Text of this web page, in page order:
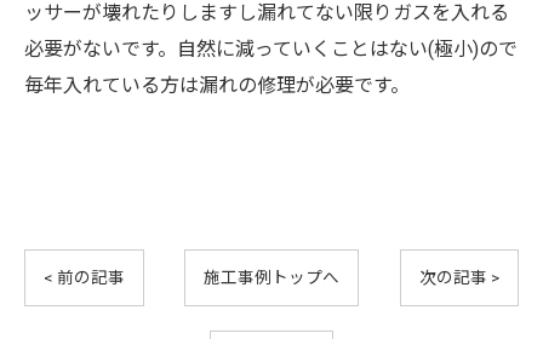
ッサーが壊れたりしますし漏れてない限りガスを入れる
必要がないです。自然に減っていくことはない(極小)ので
毎年入れている方は漏れの修理が必要です。
< 前の記事 施工事例トップへ 次の記事 >